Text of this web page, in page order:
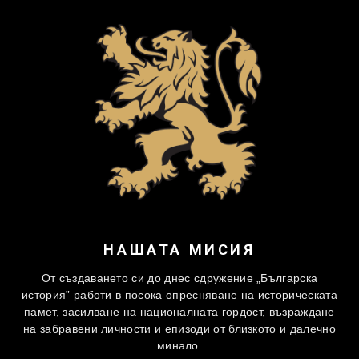
НАШАТА МИСИЯ
От създаването си до днес сдружение „Българска
история” работи в посока опресняване на историческата
памет, засилване на националната гордост, възраждане
на забравени личности и епизоди от близкото и далечно
минало.